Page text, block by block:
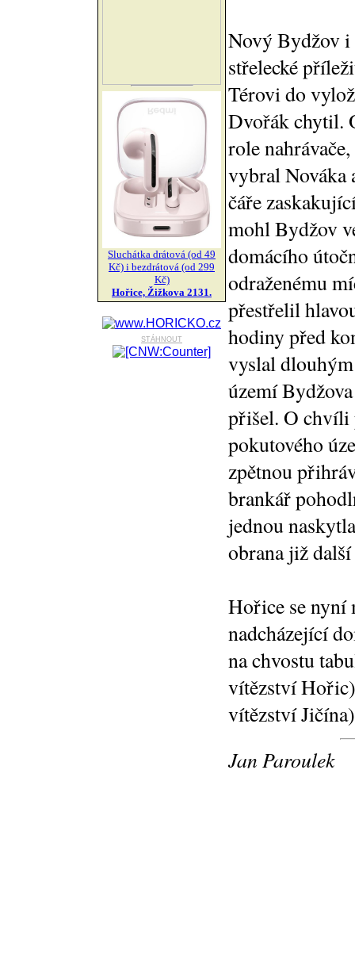
Sluchátka drátová (od 49
Kč) i bezdrátová (od 299
Kč)
Hořice, Žižkova 2131.
stáhnout
Nový Bydžov i
střelecké
Térovi do
Dvořák chytil.
role
vybral Nováka
čáře
mohl Bydžov
domácího
odraženému
přestřelil
hodiny před
vyslal
území
přišel. O chvíli
pokutového
zpětnou
brankář
jednou
obrana již
Hořice se nyní
nadcházející
na chvostu
vítězství
vítězství
Jan Paroulek